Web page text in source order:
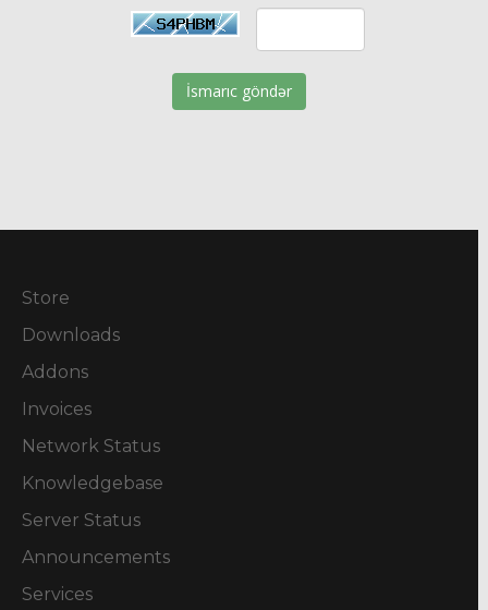
İsmarıc göndər
Store
Downloads
Addons
Invoices
Network Status
Knowledgebase
Server Status
Announcements
Services